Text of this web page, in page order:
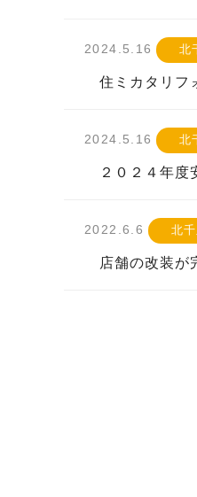
2024.5.16 北
住ミカタリフ
2024.5.16 北
２０２４年度
2022.6.6 北
店舗の改装が